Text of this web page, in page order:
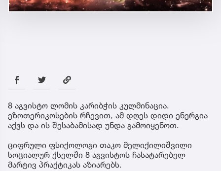
8 აგვისტო ლომის კარიბჭის კულმინაცია.
ეზოთერიკოსების რჩევით, ამ დღეს დიდი ენერგია
აქვს და ის შესაბამისად უნდა გამოიყენოთ.
ციფრული ფსიქოლოგი თაკო მელიქილიშვილი
სოციალურ ქსელში 8 აგვისტოს ჩასატარებელ
მარტივ პრაქტიკას აზიარებს.